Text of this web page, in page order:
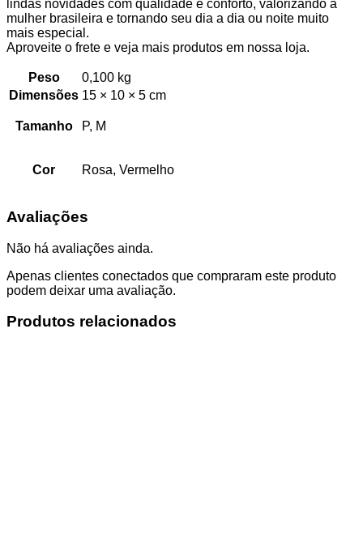
lindas novidades com qualidade e conforto, valorizando a
mulher brasileira e tornando seu dia a dia ou noite muito
mais especial.
Aproveite o frete e veja mais produtos em nossa loja.
Peso
0,100 kg
Dimensões 15 × 10 × 5 cm
Tamanho P, M
Cor Rosa, Vermelho
Avaliações
Não há avaliações ainda.
Apenas clientes conectados que compraram este produto
podem deixar uma avaliação.
Produtos relacionados